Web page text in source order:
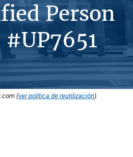
Person
(ver política de reutilización).